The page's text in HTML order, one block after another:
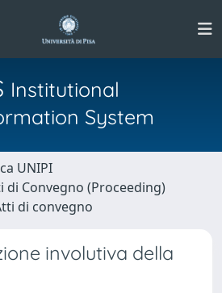
Institutional
System
UNIPI
Convegno (Proceeding)
di convegno
involutiva della